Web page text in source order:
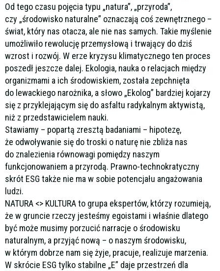
Od tego czasu pojęcia typu „natura”, „przyroda”,
czy „środowisko naturalne” oznaczają coś zewnętrznego –
świat, który nas otacza, ale nie nas samych. Takie myślenie
umożliwiło rewolucję przemysłową i trwający do dziś
wzrost i rozwój. W erze kryzysu klimatycznego ten proces
poszedł jeszcze dalej. Ekologia, nauka o relacjach między
organizmami a ich środowiskiem, została zepchnięta
do lewackiego narożnika, a słowo „Ekolog” bardziej kojarzy
się z przyklejającym się do asfaltu radykalnym aktywistą,
niż z przedstawicielem nauki.
Stawiamy – popartą zresztą badaniami – hipotezę,
że odwoływanie się do troski o naturę nie zbliża nas
do znalezienia równowagi pomiędzy naszym
funkcjonowaniem a przyrodą. Prawno-technokratyczny
skrót ESG także nie ma w sobie potencjału angażowania
ludzi.
NATURA <> KULTURA to grupa ekspertów, którzy rozumieją,
że w gruncie rzeczy jesteśmy egoistami i właśnie dlatego
być może musimy porzucić narracje o środowisku
naturalnym, a przyjąć nową – o naszym środowisku,
w którym dobrze nam się żyje, pracuje, realizuje marzenia.
W skrócie ESG tylko stabilne „E” daje przestrzeń dla